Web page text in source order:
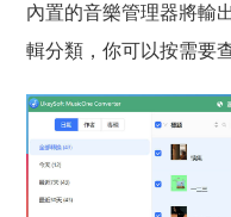
內置的音樂管理器將輸
輯分類，你可以按需要